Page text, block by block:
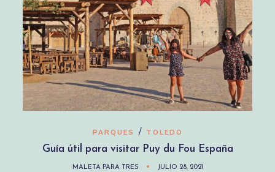
PARQUES / TOLEDO
Guía útil para visitar Puy du Fou España
MALETA PARA TRES JULIO 28, 2021